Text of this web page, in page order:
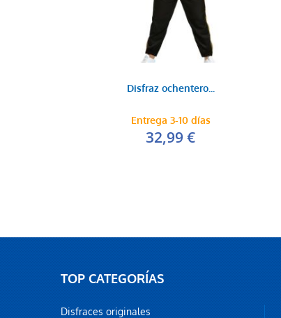
Disfraz ochentero...
Entrega 3-10 días
32,99 €
TOP CATEGORÍAS
Disfraces originales